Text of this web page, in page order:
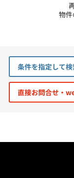
物件
条件を指定して
直接お問合せ・